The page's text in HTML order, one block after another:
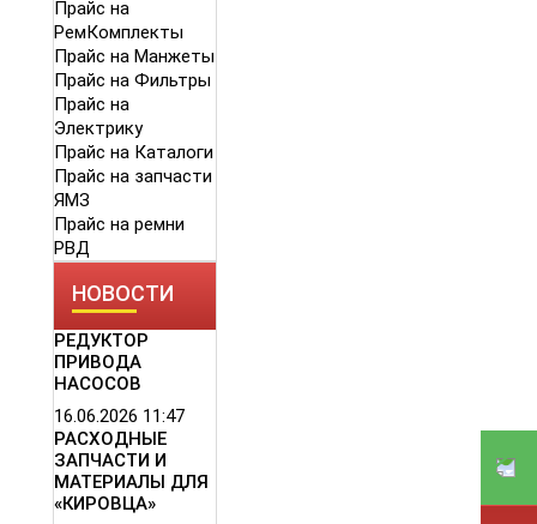
Прайс на
РемКомплекты
Прайс на Манжеты
Прайс на Фильтры
Прайс на
Электрику
Прайс на Каталоги
Прайс на запчасти
ЯМЗ
Прайс на ремни
РВД
НОВОСТИ
РЕДУКТОР
ПРИВОДА
НАСОСОВ
16.06.2026 11:47
РАСХОДНЫЕ
ЗАПЧАСТИ И
МАТЕРИАЛЫ ДЛЯ
«КИРОВЦА»